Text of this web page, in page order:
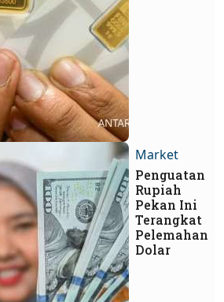
Market
Penguatan
Rupiah
Pekan Ini
Terangkat
Pelemahan
Dolar